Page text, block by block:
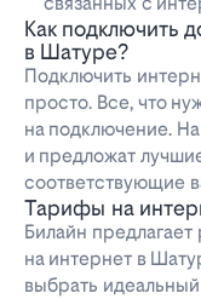
Как подключить
в Шатуре?
Подключить
просто. Все, что
на подключение.
и предложат
соответствующие
Тарифы на
Билайн
на интернет в
выбрать